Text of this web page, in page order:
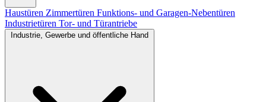
Haustüren Zimmertüren Funktions- und Garagen-Nebentüren
Industrietüren Tor- und Türantriebe